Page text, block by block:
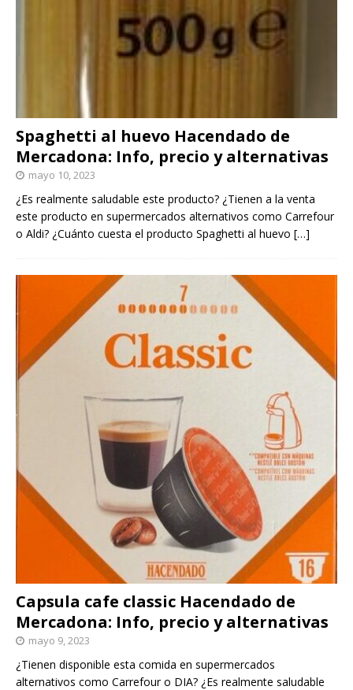
Spaghetti al huevo Hacendado de
Mercadona: Info, precio y alternativas
mayo 10, 2023
¿Es realmente saludable este producto? ¿Tienen a la venta
este producto en supermercados alternativos como Carrefour
o Aldi? ¿Cuánto cuesta el producto Spaghetti al huevo […]
Capsula cafe classic Hacendado de
Mercadona: Info, precio y alternativas
mayo 9, 2023
¿Tienen disponible esta comida en supermercados
alternativos como Carrefour o DIA? ¿Es realmente saludable